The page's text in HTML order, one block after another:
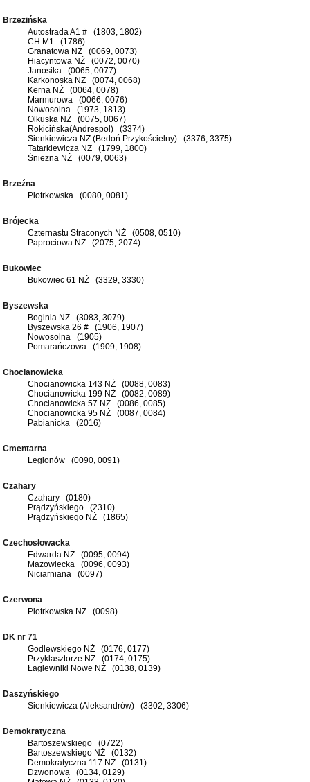
Brzezińska
Autostrada A1 # (1803, 1802)
CH M1 (1786)
Granatowa NŻ (0069, 0073)
Hiacyntowa NŻ (0072, 0070)
Janosika (0065, 0077)
Karkonoska NŻ (0074, 0068)
Kerna NŻ (0064, 0078)
Marmurowa (0066, 0076)
Nowosolna (1973, 1813)
Olkuska NŻ (0075, 0067)
Rokicińska(Andrespol) (3374)
Sienkiewicza NŻ (Bedoń Przykościelny) (3376, 3375)
Tatarkiewicza NŻ (1799, 1800)
Śnieżna NŻ (0079, 0063)
Brzeźna
Piotrkowska (0080, 0081)
Brójecka
Czternastu Straconych NŻ (0508, 0510)
Paprociowa NŻ (2075, 2074)
Bukowiec
Bukowiec 61 NŻ (3329, 3330)
Byszewska
Boginia NŻ (3083, 3079)
Byszewska 26 # (1906, 1907)
Nowosolna (1905)
Pomarańczowa (1909, 1908)
Chocianowicka
Chocianowicka 143 NŻ (0088, 0083)
Chocianowicka 199 NŻ (0082, 0089)
Chocianowicka 57 NŻ (0086, 0085)
Chocianowicka 95 NŻ (0087, 0084)
Pabianicka (2016)
Cmentarna
Legionów (0090, 0091)
Czahary
Czahary (0180)
Prądzyńskiego (2310)
Prądzyńskiego NŻ (1865)
Czechosłowacka
Edwarda NŻ (0095, 0094)
Mazowiecka (0096, 0093)
Niciarniana (0097)
Czerwona
Piotrkowska NŻ (0098)
DK nr 71
Godlewskiego NŻ (0176, 0177)
Przyklasztorze NŻ (0174, 0175)
Łagiewniki Nowe NŻ (0138, 0139)
Daszyńskiego
Sienkiewicza (Aleksandrów) (3302, 3306)
Demokratyczna
Bartoszewskiego (0722)
Bartoszewskiego NŻ (0132)
Demokratyczna 117 NŻ (0131)
Dzwonowa (0134, 0129)